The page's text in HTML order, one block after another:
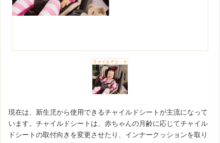
現在は、新生児から使用できるチャイルドシートが主流になって
います。チャイルドシートは、赤ちゃんの月齢に応じてチャイル
ドシートの取付向きを変更させたり、インナークッションを取り